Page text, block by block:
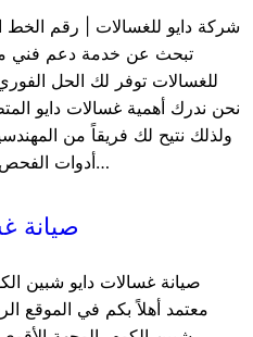
شركة دايو للغسالات | رقم الخط
تبحث عن خدمة دعم فني
للغسالات توفر لك الحل
نحن ندرك أهمية غسالات دايو
ولذلك نتيح لك فريقاً من
أدوات الفحص المتطورة للكشف عن الأعطال…
صيانة
صيانة غسالات دايو شبين
معتمد أهلاً بكم في الموقع